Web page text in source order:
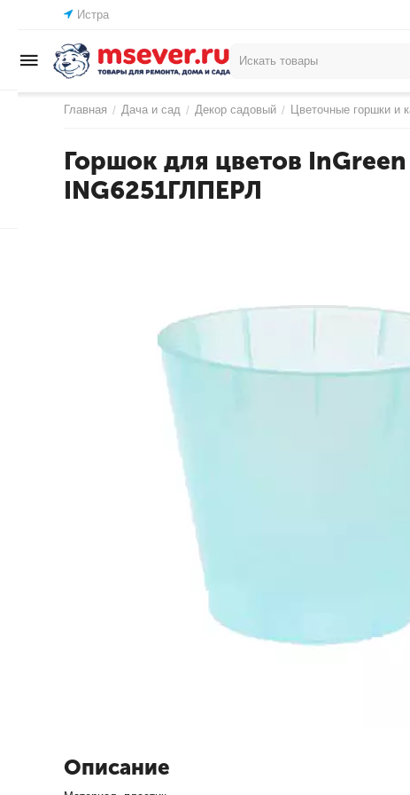
Истра
Главная / Дача и сад / Декор садовый / Цветочные горшки и
Горшок для цветов
ING6251ГЛПЕРЛ
Описание